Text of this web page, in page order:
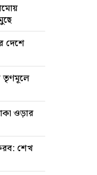
দেশে
তৃণমূলে
ওড়ার
শেখ